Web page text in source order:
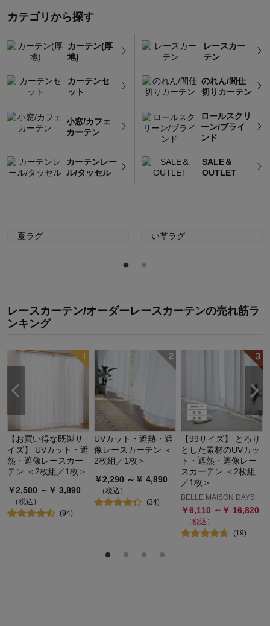
カテゴリから探す
カーテン(厚
地)
レースカー
テン
カーテンセ
ット
のれん/間仕
切りカーテン
小窓/カフェ
カーテン
ロールスクリ
ーン/ブライ
ンド
カーテンレー
ル/タッセル
SALE＆
OUTLET
レースカーテン/オーダーレースカーテンの売れ筋ラ
ンキング
【お買い得な既製サ
イズ】 UVカット・遮
熱・遮像レースカー
テン ＜2枚組／1枚＞
￥2,500 ～￥ 3,890
（税込）
(94)
UVカット・遮熱・遮
像レースカーテン ＜
2枚組／1枚＞
￥2,290 ～￥ 4,890
（税込）
(34)
【99サイズ】 とろり
とした素材のUVカッ
ト・遮熱・遮像レー
スカーテン ＜2枚組
／1枚＞
BELLE MAISON DAYS
￥6,110 ～￥ 16,820
（税込）
(19)